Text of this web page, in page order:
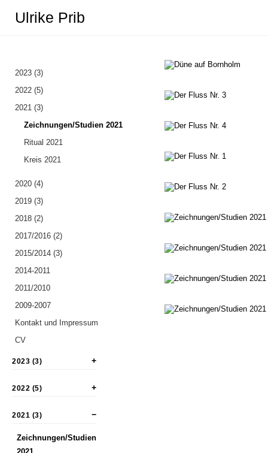
Ulrike Prib
2023 (3)
2022 (5)
2021 (3)
Zeichnungen/Studien 2021
Ritual 2021
Kreis 2021
2020 (4)
2019 (3)
2018 (2)
2017/2016 (2)
2015/2014 (3)
2014-2011
2011/2010
2009-2007
Kontakt und Impressum
CV
2023 (3)
2022 (5)
2021 (3)
Zeichnungen/Studien